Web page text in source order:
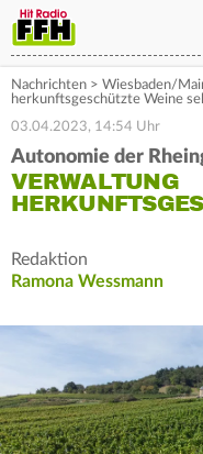
Nachrichten > Wiesbaden/
herkunftsgeschützte Weine
03.04.2023, 14:54 Uhr
Autonomie der
VERWALTUNG
Redaktion
Ramona Wessmann